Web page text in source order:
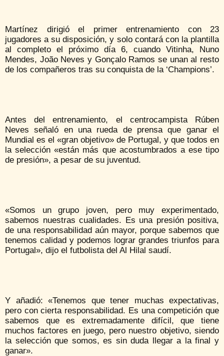
Martínez dirigió el primer entrenamiento con 23
jugadores a su disposición, y solo contará con la plantilla
al completo el próximo día 6, cuando Vitinha, Nuno
Mendes, João Neves y Gonçalo Ramos se unan al resto
de los compañeros tras su conquista de la ‘Champions’.
Antes del entrenamiento, el centrocampista Rúben
Neves señaló en una rueda de prensa que ganar el
Mundial es el «gran objetivo» de Portugal, y que todos en
la selección «están más que acostumbrados a ese tipo
de presión», a pesar de su juventud.
«Somos un grupo joven, pero muy experimentado,
sabemos nuestras cualidades. Es una presión positiva,
de una responsabilidad aún mayor, porque sabemos que
tenemos calidad y podemos lograr grandes triunfos para
Portugal», dijo el futbolista del Al Hilal saudí.
Y añadió: «Tenemos que tener muchas expectativas,
pero con cierta responsabilidad. Es una competición que
sabemos que es extremadamente difícil, que tiene
muchos factores en juego, pero nuestro objetivo, siendo
la selección que somos, es sin duda llegar a la final y
ganar».